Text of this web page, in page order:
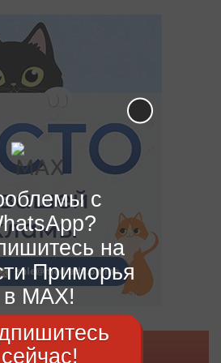
с
на
Приморья
в MAX!
сейчас!